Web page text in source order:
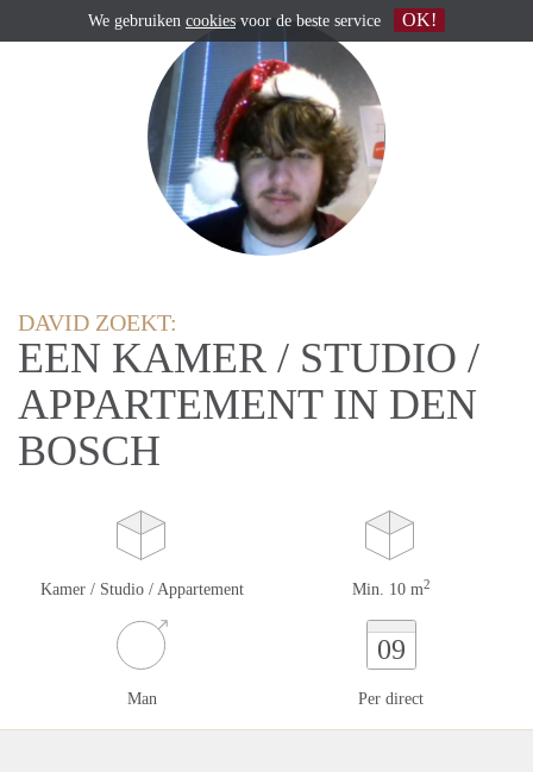
DAVID ZOEKT:
EEN KAMER / STUDIO /
APPARTEMENT IN DEN
BOSCH
Kamer / Studio / Appartement Min. 10 m2
Man
09
Per direct
We gebruiken cookies voor de beste service OK!